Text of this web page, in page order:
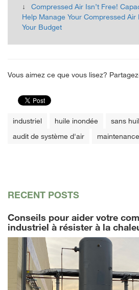
Compressed Air Isn’t Free!
Help Manage Your Compressed
Your Budget
Vous aimez ce que vous lisez?
industriel huile inondée sans
audit de système d'air
RECENT POSTS
Conseils pour aider votre
industriel à résister à la